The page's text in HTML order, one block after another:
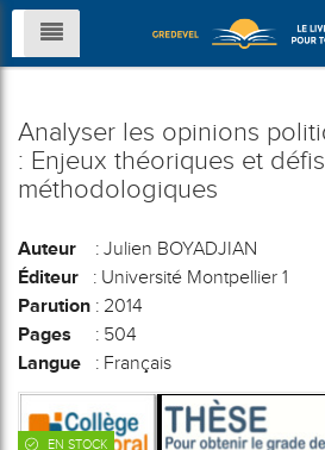
Analyser les opinions
: Enjeux théoriques et défis
méthodologiques
Auteur : Julien BOYADJIAN
Éditeur : Université Montpellier 1
Parution : 2014
Pages : 504
Langue : Français
EN STOCK